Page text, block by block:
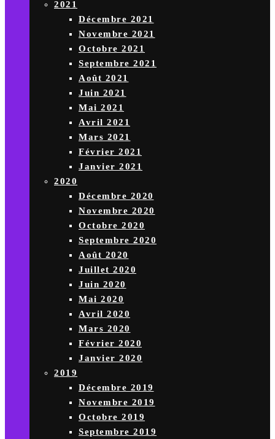
2021
Décembre 2021
Novembre 2021
Octobre 2021
Septembre 2021
Août 2021
Juin 2021
Mai 2021
Avril 2021
Mars 2021
Février 2021
Janvier 2021
2020
Décembre 2020
Novembre 2020
Octobre 2020
Septembre 2020
Août 2020
Juillet 2020
Juin 2020
Mai 2020
Avril 2020
Mars 2020
Février 2020
Janvier 2020
2019
Décembre 2019
Novembre 2019
Octobre 2019
Septembre 2019